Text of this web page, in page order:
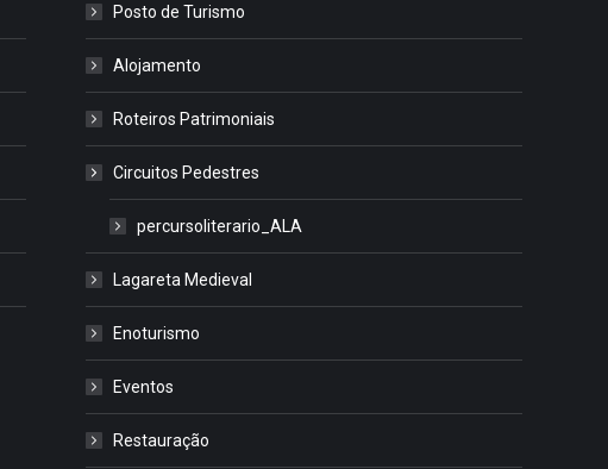
Posto de Turismo
Alojamento
Roteiros Patrimoniais
Circuitos Pedestres
percursoliterario_ALA
Lagareta Medieval
Enoturismo
Eventos
Restauração